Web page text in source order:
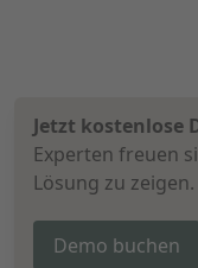
Jetzt kostenlose
Experten freuen
Lösung zu zeigen.
Demo buchen